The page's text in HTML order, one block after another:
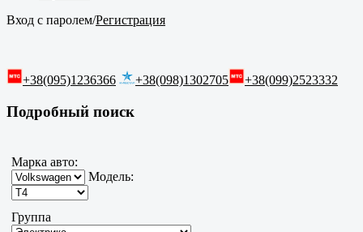
Вход с паролем/Регистрация
+38(095)1236366 +38(098)1302705 +38(099)2523332
Подробный поиск
Марка авто:
Модель:
Группа